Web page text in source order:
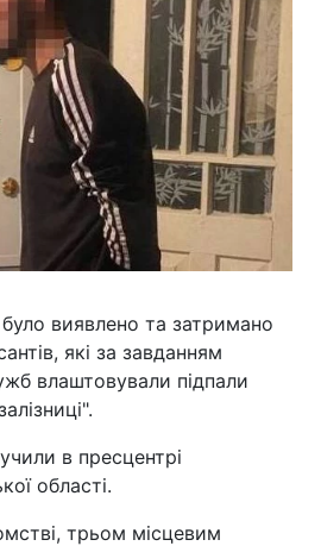
виявлено та затримано
які за завданням
влаштовували підпали
в пресцентрі
області.
трьом місцевим